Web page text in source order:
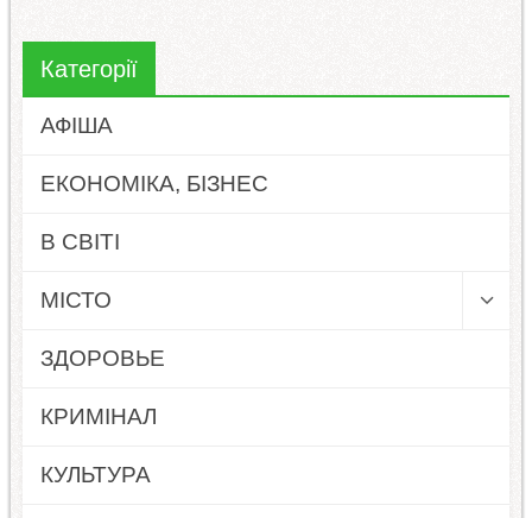
Категорії
АФІША
ЕКОНОМІКА, БІЗНЕС
В СВІТІ
МІСТО
ЗДОРОВЬЕ
КРИМІНАЛ
КУЛЬТУРА